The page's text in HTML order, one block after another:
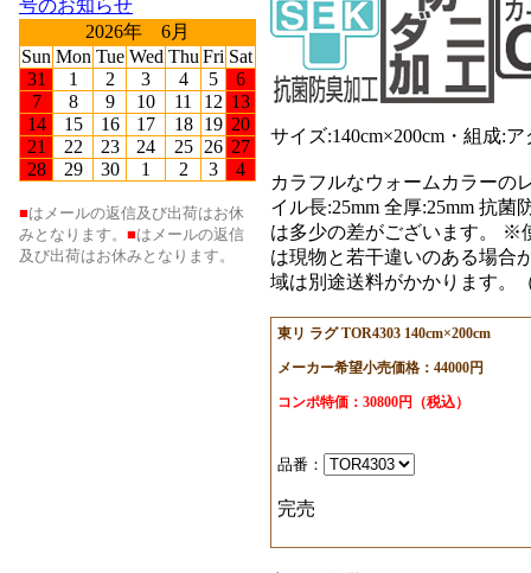
サイズ:140cm×200cm・組成:
カラフルなウォームカラーの
イル長:25mm 全厚:25mm 抗
は多少の差がございます。 ※
は現物と若干違いのある場
域は別途送料がかかります。
東リ ラグ TOR4303 140cm×200cm
メーカー希望小売価格：44000円
コンポ特価：30800円（税込）
品番：
完売